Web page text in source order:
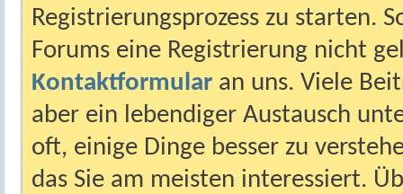
Registrierungsprozess zu starten.
Forums eine Registrierung nicht
Kontaktformular an uns. Viele
aber ein lebendiger Austausch
oft, einige Dinge besser zu
das Sie am meisten interessiert.